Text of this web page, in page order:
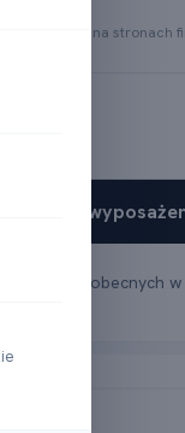
rejestrach i na stronach
ile firm obecnych